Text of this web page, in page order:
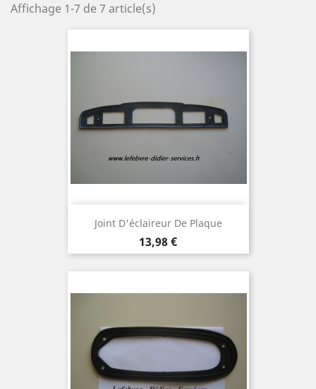
Affichage 1-7 de 7 article(s)
Joint D'éclaireur De Plaque
Prix
13,98 €